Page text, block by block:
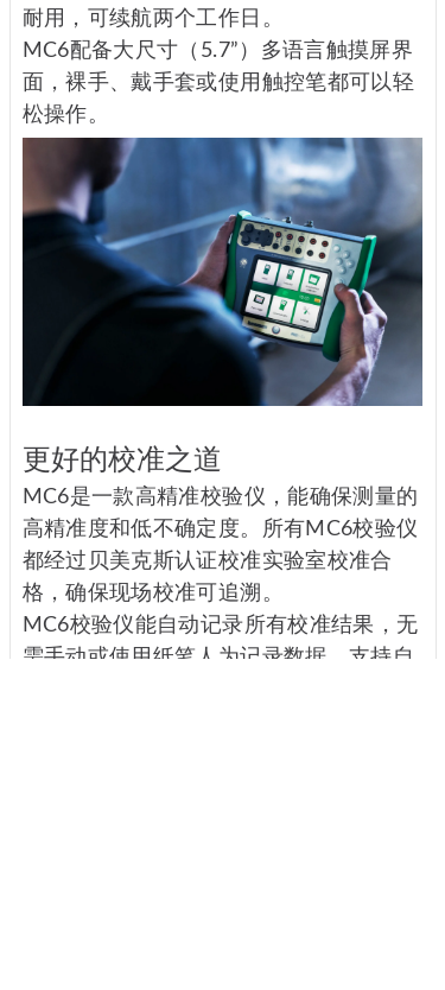
耐用，可续航两个工作日。
MC6配备大尺寸（5.7”）多语言触摸屏界
面，裸手、戴手套或使用触控笔都可以轻
松操作。
更好的校准之道
MC6是一款高精准校验仪，能确保测量的
高精准度和低不确定度。所有MC6校验仪
都经过贝美克斯认证校准实验室校准合
格，确保现场校准可追溯。
MC6校验仪能自动记录所有校准结果，无
需手动或使用纸笔人为记录数据，支持自